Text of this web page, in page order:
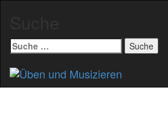
Suche
nach: